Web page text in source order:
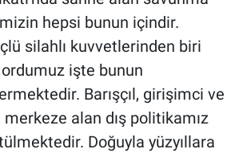
hepsi bunun içindir.
silahlı kuvvetlerinden biri
işte bunun
Barışçıl, girişimci ve
alan dış politikamız
Doğuyla yüzyıllara